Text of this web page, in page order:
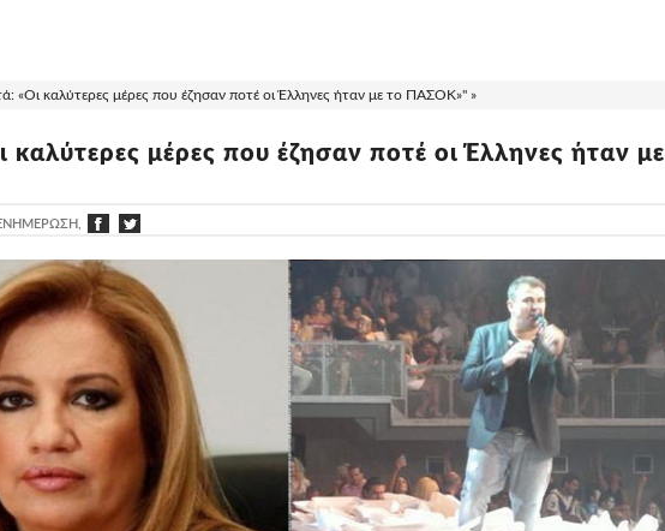
«Οι καλύτερες μέρες που έζησαν ποτέ οι Έλληνες ήταν με το ΠΑΣΟΚ»" »
καλύτερες μέρες που έζησαν ποτέ οι Έλληνες ήταν με